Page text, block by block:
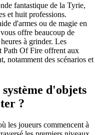
fantastique de la Tyrie,
et huit professions.
d'armes ou de magie en
offre beaucoup de
à grinder. Les
Path Of Fire offrent aux
notamment des scénarios et
d'objets
?
les joueurs commencent à